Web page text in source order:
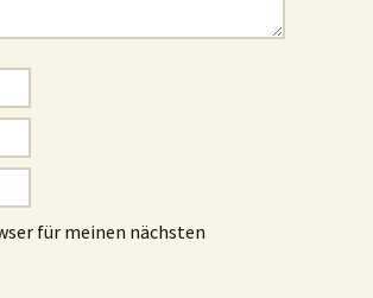
für meinen nächsten